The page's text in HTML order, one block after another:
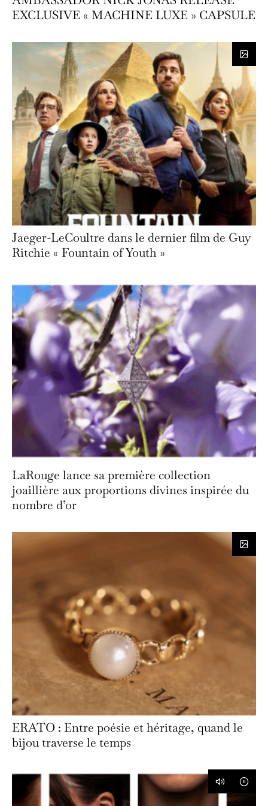
EXCLUSIVE « MACHINE LUXE » CAPSULE
Jaeger-LeCoultre dans le dernier film de Guy
Ritchie « Fountain of Youth »
LaRouge lance sa première collection
joaillière aux proportions divines inspirée du
nombre d’or
ERATO : Entre poésie et héritage, quand le
bijou traverse le temps